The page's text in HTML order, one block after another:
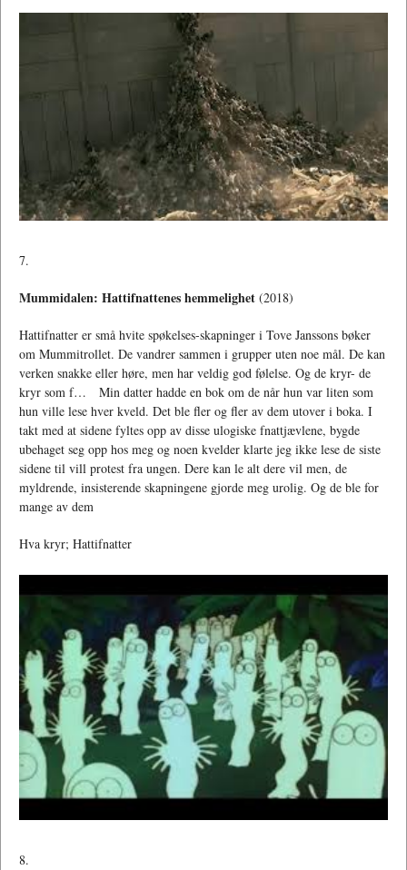
7.
Mummidalen: Hattifnattenes hemmelighet (2018)
Hattifnatter er små hvite spøkelses-skapninger i Tove Janssons bøker
om Mummitrollet. De vandrer sammen i grupper uten noe mål. De kan
verken snakke eller høre, men har veldig god følelse. Og de kryr- de
kryr som f… Min datter hadde en bok om de når hun var liten som
hun ville lese hver kveld. Det ble fler og fler av dem utover i boka. I
takt med at sidene fyltes opp av disse ulogiske fnattjævlene, bygde
ubehaget seg opp hos meg og noen kvelder klarte jeg ikke lese de siste
sidene til vill protest fra ungen. Dere kan le alt dere vil men, de
myldrende, insisterende skapningene gjorde meg urolig. Og de ble for
mange av dem
Hva kryr; Hattifnatter
8.